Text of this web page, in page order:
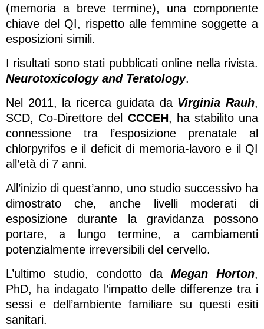
(memoria a breve termine), una componente
chiave del QI, rispetto alle femmine soggette a
esposizioni simili.
I risultati sono stati pubblicati online nella rivista.
Neurotoxicology and Teratology.
Nel 2011, la ricerca guidata da Virginia Rauh,
SCD, Co-Direttore del CCCEH, ha stabilito una
connessione tra l’esposizione prenatale al
chlorpyrifos e il deficit di memoria-lavoro e il QI
all’età di 7 anni.
All’inizio di quest’anno, uno studio successivo ha
dimostrato che, anche livelli moderati di
esposizione durante la gravidanza possono
portare, a lungo termine, a cambiamenti
potenzialmente irreversibili del cervello.
L’ultimo studio, condotto daMegan Horton,
PhD, ha indagato l’impatto delle differenze tra i
sessi e dell’ambiente familiare su questi esiti
sanitari.